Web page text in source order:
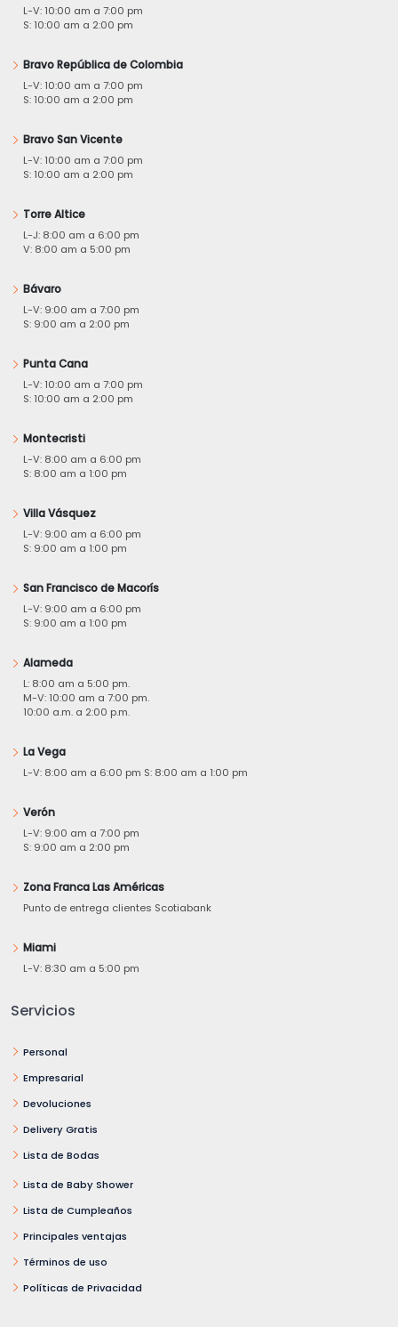
L-V: 10:00 am a 7:00 pm
S: 10:00 am a 2:00 pm
Bravo República de Colombia
L-V: 10:00 am a 7:00 pm
S: 10:00 am a 2:00 pm
Bravo San Vicente
L-V: 10:00 am a 7:00 pm
S: 10:00 am a 2:00 pm
Torre Altice
L-J: 8:00 am a 6:00 pm
V: 8:00 am a 5:00 pm
Bávaro
L-V: 9:00 am a 7:00 pm
S: 9:00 am a 2:00 pm
Punta Cana
L-V: 10:00 am a 7:00 pm
S: 10:00 am a 2:00 pm
Montecristi
L-V: 8:00 am a 6:00 pm
S: 8:00 am a 1:00 pm
Villa Vásquez
L-V: 9:00 am a 6:00 pm
S: 9:00 am a 1:00 pm
San Francisco de Macorís
L-V: 9:00 am a 6:00 pm
S: 9:00 am a 1:00 pm
Alameda
L: 8:00 am a 5:00 pm.
M-V: 10:00 am a 7:00 pm.
10:00 a.m. a 2:00 p.m.
La Vega
L-V: 8:00 am a 6:00 pm S: 8:00 am a 1:00 pm
Verón
L-V: 9:00 am a 7:00 pm
S: 9:00 am a 2:00 pm
Zona Franca Las Américas
Punto de entrega clientes Scotiabank
Miami
L-V: 8:30 am a 5:00 pm
Servicios
Personal
Empresarial
Devoluciones
Delivery Gratis
Lista de Bodas
Lista de Baby Shower
Lista de Cumpleaños
Principales ventajas
Términos de uso
Políticas de Privacidad